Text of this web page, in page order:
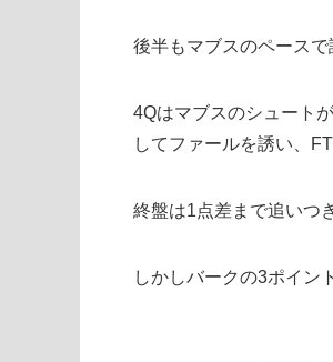
後半もマブスのペースで
4Qはマブスのシュート
してファールを誘い、
終盤は1点差まで追いつ
しかしバークの3ポイン